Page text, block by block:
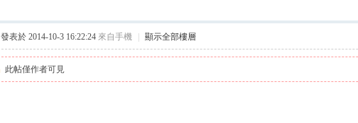
發表於 2014-10-3 16:22:24 來自手機 顯示全部樓層
此帖僅作者可見